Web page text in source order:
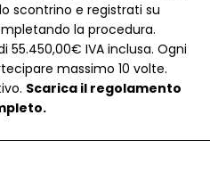
scontrino e registrati su
la procedura.
IVA inclusa. Ogni
massimo 10 volte.
Scarica il regolamento